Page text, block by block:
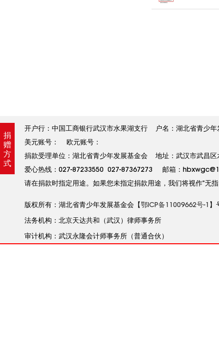
捐
赠
方
式
开户行：中国工商银行武汉市水果湖支行 户名：湖北省青
美元账号： 欧元账号：
捐款受理单位：湖北省青少年发展基金会 地址：武汉市武昌
爱心热线：027-87233550 027-87367273 邮箱：
请在捐款时指定用途。如果您未指定捐款用途，我们将视作”无
版权所有：湖北省青少年发展基金会【鄂ICP备11009662号-1 】
法务机构：北京天达共和（武汉）律师事务所
审计机构：武汉永隆会计师事务所（普通合伙）